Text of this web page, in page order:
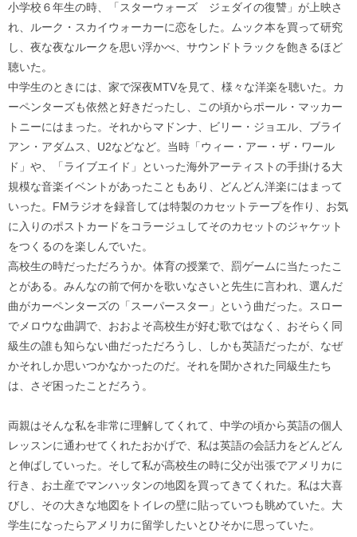
小学校６年生の時、「スターウォーズ ジェダイの復讐」が上映さ
れ、ルーク・スカイウォーカーに恋をした。ムック本を買って研究
し、夜な夜なルークを思い浮かべ、サウンドトラックを飽きるほど
聴いた。
中学生のときには、家で深夜MTVを見て、様々な洋楽を聴いた。カ
ーペンターズも依然と好きだったし、この頃からポール・マッカー
トニーにはまった。それからマドンナ、ビリー・ジョエル、ブライ
アン・アダムス、U2などなど。当時「ウィー・アー・ザ・ワール
ド」や、「ライブエイド」といった海外アーティストの手掛ける大
規模な音楽イベントがあったこともあり、どんどん洋楽にはまって
いった。FMラジオを録音しては特製のカセットテープを作り、お気
に入りのポストカードをコラージュしてそのカセットのジャケット
をつくるのを楽しんでいた。
高校生の時だっただろうか。体育の授業で、罰ゲームに当たったこ
とがある。みんなの前で何かを歌いなさいと先生に言われ、選んだ
曲がカーペンターズの「スーパースター」という曲だった。スロー
でメロウな曲調で、おおよそ高校生が好む歌ではなく、おそらく同
級生の誰も知らない曲だっただろうし、しかも英語だったが、なぜ
かそれしか思いつかなかったのだ。それを聞かされた同級生たち
は、さぞ困ったことだろう。
両親はそんな私を非常に理解してくれて、中学の頃から英語の個人
レッスンに通わせてくれたおかげで、私は英語の会話力をどんどん
と伸ばしていった。そして私が高校生の時に父が出張でアメリカに
行き、お土産でマンハッタンの地図を買ってきてくれた。私は大喜
びし、その大きな地図をトイレの壁に貼っていつも眺めていた。大
学生になったらアメリカに留学したいとひそかに思っていた。